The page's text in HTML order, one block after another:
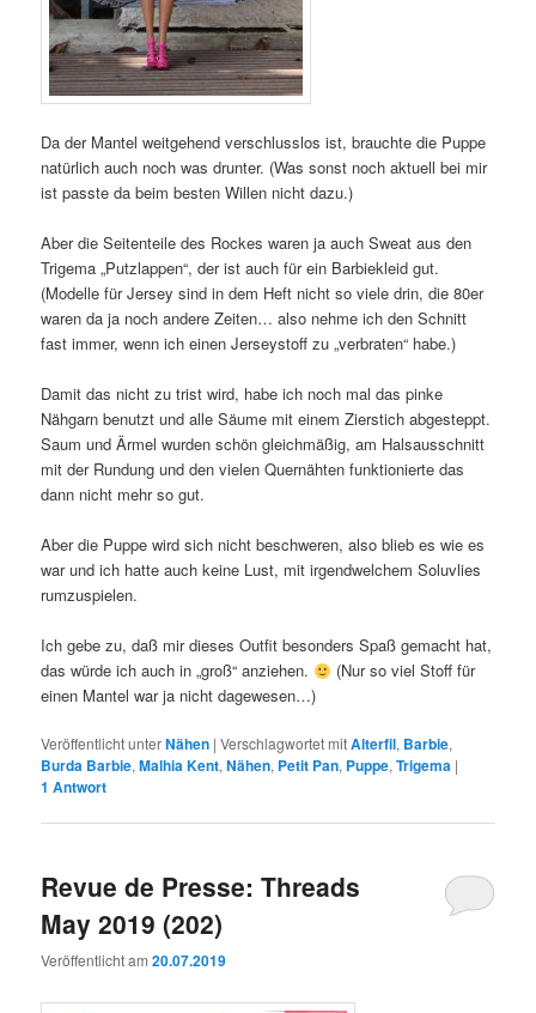
Da der Mantel weitgehend verschlusslos ist, brauchte die Puppe
natürlich auch noch was drunter. (Was sonst noch aktuell bei mir
ist passte da beim besten Willen nicht dazu.)
Aber die Seitenteile des Rockes waren ja auch Sweat aus den
Trigema „Putzlappen“, der ist auch für ein Barbiekleid gut.
(Modelle für Jersey sind in dem Heft nicht so viele drin, die 80er
waren da ja noch andere Zeiten… also nehme ich den Schnitt
fast immer, wenn ich einen Jerseystoff zu „verbraten“ habe.)
Damit das nicht zu trist wird, habe ich noch mal das pinke
Nähgarn benutzt und alle Säume mit einem Zierstich abgesteppt.
Saum und Ärmel wurden schön gleichmäßig, am Halsausschnitt
mit der Rundung und den vielen Quernähten funktionierte das
dann nicht mehr so gut.
Aber die Puppe wird sich nicht beschweren, also blieb es wie es
war und ich hatte auch keine Lust, mit irgendwelchem Soluvlies
rumzuspielen.
Ich gebe zu, daß mir dieses Outfit besonders Spaß gemacht hat,
das würde ich auch in „groß“ anziehen.
(Nur so viel Stoff für
einen Mantel war ja nicht dagewesen…)
Veröffentlicht unterNähen |Verschlagwortet mitAlterfil, Barbie,
Burda Barbie,Malhia Kent,Nähen, Petit Pan, Puppe,Trigema |
1 Antwort
Revue de Presse: Threads
May 2019 (202)
Veröffentlicht am20.07.2019